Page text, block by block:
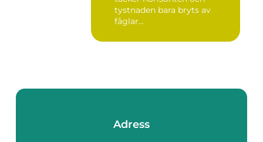
tystnaden bara bryts av
fåglar...
Adress